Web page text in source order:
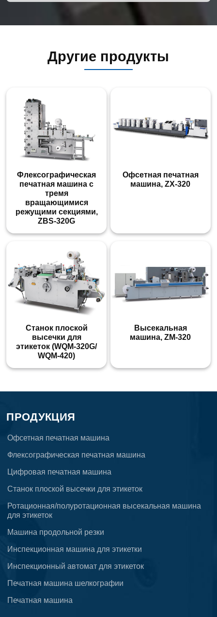
Другие продукты
Флексографическая
печатная машина с
тремя
вращающимися
режущими секциями,
ZBS-320G
Офсетная печатная
машина, ZX-320
Станок плоской
высечки для
этикеток (WQM-320G/
WQM-420)
Высекальная
машина, ZM-320
ПРОДУКЦИЯ
Офсетная печатная машина
Флексографическая печатная машина
Цифровая печатная машина
Станок плоской высечки для этикеток
Ротационная/полуротационная высекальная машина
для этикеток
Машина продольной резки
Инспекционная машина для этикетки
Инспекционный автомат для этикеток
Печатная машина шелкографии
Печатная машина